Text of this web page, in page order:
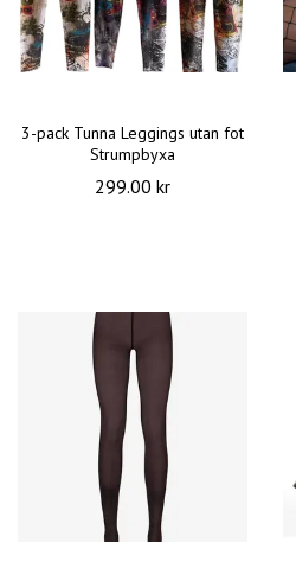
3-pack Tunna Leggings utan fot
Strumpbyxa
299.00 kr